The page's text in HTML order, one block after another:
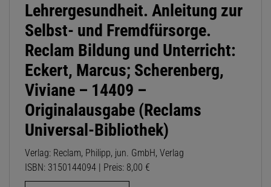
Lehrergesundheit. Anleitung zur
Selbst- und Fremdfürsorge.
Reclam Bildung und Unterricht:
Eckert, Marcus; Scherenberg,
Viviane – 14409 –
Originalausgabe (Reclams
Universal-Bibliothek)
Verlag: Reclam, Philipp, jun. GmbH, Verlag
ISBN: 3150144094 | Preis: 8,00 €